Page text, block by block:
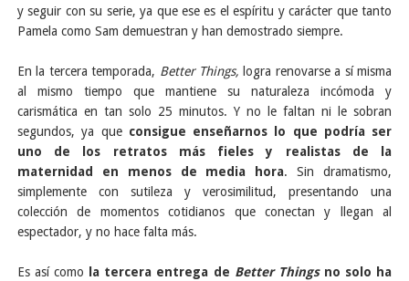
y seguir con su serie, ya que ese es el espíritu y carácter que tanto
Pamela como Sam demuestran y han demostrado siempre.
En la tercera temporada, Better Things, logra renovarse a sí misma
al mismo tiempo que mantiene su naturaleza incómoda y
carismática en tan solo 25 minutos. Y no le faltan ni le sobran
segundos, ya que consigue enseñarnos lo que podría ser
uno de los retratos más fieles y realistas de la
maternidad en menos de media hora. Sin dramatismo,
simplemente con sutileza y verosimilitud, presentando una
colección de momentos cotidianos que conectan y llegan al
espectador, y no hace falta más.
Es así como la tercera entrega de Better Thingsno solo ha